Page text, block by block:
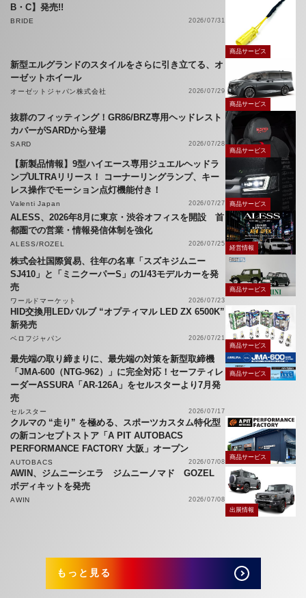
B・C】発売!!
BRIDE 2026/07/31
商品サービス
新型エルグランドのスタイルをさらに引き立てる、オ
ーゼットホイール
オーゼットジャパン株式会社
2026/07/29
商品サービス
抜群のフィッティング！GR86/BRZ専用ヘッドレスト
カバーがSARDから登場
SARD
2026/07/28
商品サービス
【新製品情報】9型ハイエース専用ジュエルヘッドラ
ンプULTRAリリース！ コーナーリングランプ、キー
レス操作でモーション点灯機能付き！
Valenti Japan 2026/07/27 商品サービス
ALESS、2026年8月に東京・渋谷オフィスを開設 首
都圏での営業・情報発信体制を強化
ALESS/ROZEL 2026/07/25
経営情報
株式会社国際貿易、往年の名車「スズキジムニー
SJ410」と「ミニクーパーS」の1/43モデルカーを発
売
ワールドマーケット 2026/07/23
商品サービス
HID交換用LEDバルブ “オプティマル LED ZX 6500K”
新発売
ベロフジャパン
2026/07/21
商品サービス
最先端の取り締まりに、最先端の対策を新型取締機
「JMA-600（NTG-962）」に完全対応！セーフティレ
ーダーASSURA「AR-126A」をセルスターより7月発
売
セルスター 2026/07/17
商品サービス
クルマの “走り” を極める、スポーツカスタム特化型
の新コンセプトストア「A PIT AUTOBACS
PERFORMANCE FACTORY 大阪」オープン
AUTOBACS 2026/07/08
商品サービス
AWIN、ジムニーシエラ ジムニーノマド GOZEL
ボディキットを発売
AWIN
2026/07/08
出展情報
もっと見る